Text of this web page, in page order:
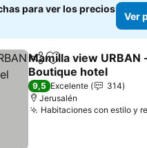
para ver los precios
Ver
CompartirAñadir a favoritos
Mamilla view URBAN
Boutique hotel
9,5 Excelente
314
Jerusalén
Habitaciones con estilo y